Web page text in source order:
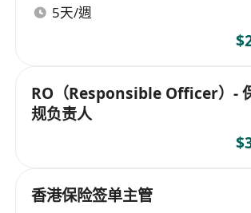
5天/週
RO（Responsible Officer）-
规负责人
香港保险签单主管